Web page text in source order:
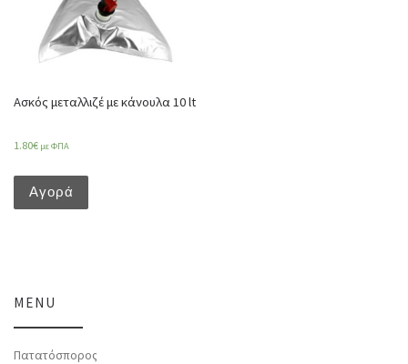
Ασκός μεταλλιζέ με κάνουλα 10 lt
1.80€ με ΦΠΑ
Αγορά
MENU
Πατατόσπορος